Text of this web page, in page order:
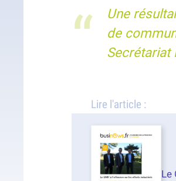
Une
de
Secrétariat
Lire l'article :
Le